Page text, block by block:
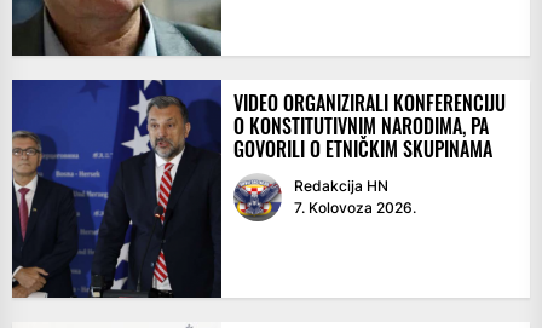
VIDEO ORGANIZIRALI KONFERENCIJU
O KONSTITUTIVNIM NARODIMA, PA
GOVORILI O ETNIČKIM SKUPINAMA
Redakcija HN
7. Kolovoza 2026.